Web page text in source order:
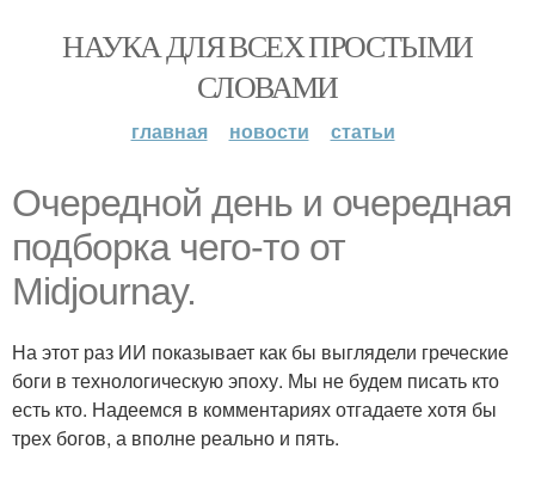
НАУКА ДЛЯ ВСЕХ ПРОСТЫМИ
СЛОВАМИ
главная новости статьи
Очередной день и очередная
подборка чего-то от
Midjournay.
На этот раз ИИ показывает как бы выглядели греческие
боги в технологическую эпоху. Мы не будем писать кто
есть кто. Надеемся в комментариях отгадаете хотя бы
трех богов, а вполне реально и пять.